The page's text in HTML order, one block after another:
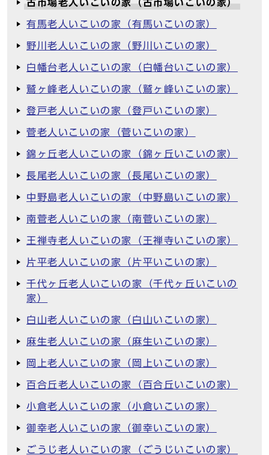
古市場老人いこいの家（古市場いこいの家）
有馬老人いこいの家（有馬いこいの家）
野川老人いこいの家（野川いこいの家）
白幡台老人いこいの家（白幡台いこいの家）
鷲ヶ峰老人いこいの家（鷲ヶ峰いこいの家）
登戸老人いこいの家（登戸いこいの家）
菅老人いこいの家（菅いこいの家）
錦ヶ丘老人いこいの家（錦ヶ丘いこいの家）
長尾老人いこいの家（長尾いこいの家）
中野島老人いこいの家（中野島いこいの家）
南菅老人いこいの家（南菅いこいの家）
王禅寺老人いこいの家（王禅寺いこいの家）
片平老人いこいの家（片平いこいの家）
千代ヶ丘老人いこいの家（千代ヶ丘いこいの
家）
白山老人いこいの家（白山いこいの家）
麻生老人いこいの家（麻生いこいの家）
岡上老人いこいの家（岡上いこいの家）
百合丘老人いこいの家（百合丘いこいの家）
小倉老人いこいの家（小倉いこいの家）
御幸老人いこいの家（御幸いこいの家）
ごうじ老人いこいの家（ごうじいこいの家）